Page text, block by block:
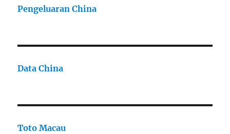
Pengeluaran China
Data China
Toto Macau